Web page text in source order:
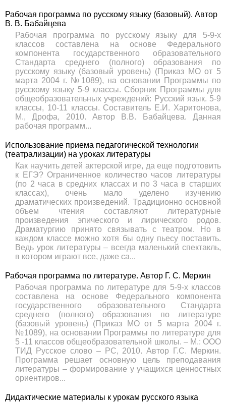
Рабочая программа по русскому языку (базовый). Автор
В. В. Бабайцева
Рабочая программа по русскому языку для 5-9-х
классов составлена на основе Федерального
компонента государственного образовательного
Стандарта среднего (полного) образования по
русскому языку (базовый уровень) (Приказ МО от 5
марта 2004 г. №1089), на основании Программы по
русскому языку 5-9 классы. Сборник Программы для
общеобразовательных учреждений: Русский язык. 5-9
классы, 10-11 классы. Составитель Е.И. Харитонова,
М., Дрофа, 2010. Автор В.В. Бабайцева. Данная
рабочая программ...
Использование приема педагогической технологии
(театрализации) на уроках литературы
Как научить детей актерской игре, да еще подготовить
к ЕГЭ? Ограниченное количество часов литературы
(по 2 часа в средних классах и по 3 часа в старших
классах), очень мало уделено изучению
драматических произведений. Традиционно основной
объем чтения составляют литературные
произведения эпического и лирического родов.
Драматургию принято связывать с театром. Но в
каждом классе можно хотя бы одну пьесу поставить.
Ведь урок литературы – всегда маленький спектакль,
в котором играют все, даже са...
Рабочая программа по литературе. Автор Г. С. Меркин
Рабочая программа по литературе для 5-9-х классов
составлена на основе Федерального компонента
государственного образовательного Стандарта
среднего (полного) образования по литературе
(базовый уровень) (Приказ МО от 5 марта 2004 г.
№1089), на основании Программы по литературе для
5 -11 классов общеобразовательной школы. – М.: ООО
ТИД Русское слово – РС, 2010. Автор Г.С. Меркин.
Программа решает основную цель преподавания
литературы – формирование у учащихся ценностных
ориентиров...
Дидактические материалы к урокам русского языка